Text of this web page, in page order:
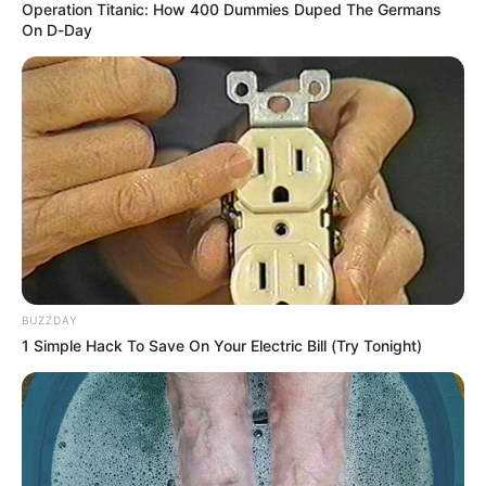
Más productividad y mejor calidad
para la panela
El objetivo de fondo es claro: que la panela de
Cundinamarcasiga destacándose en el país, pero con
mejores condiciones para quienes la producen.
El fertilizante orgánico ayuda a:
Mejorar la calidad del suelo
Aumentar el rendimiento de la caña
Reducir costos de producción
Sostener prácticas agrícolas más limpias
Un alivio para el bolsillo campesino
Operation Titanic: How 400 Dummies Duped The Germans
On D-Day
BUZZDAY
1 Simple Hack To Save On Your Electric Bill (Try Tonight)